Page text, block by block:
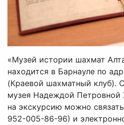
«Музей истории шахмат
находится в Барнауле по
(Краевой шахматный клуб).
музея Надеждой Петровной
на экскурсию можно
952-005-86-96) и